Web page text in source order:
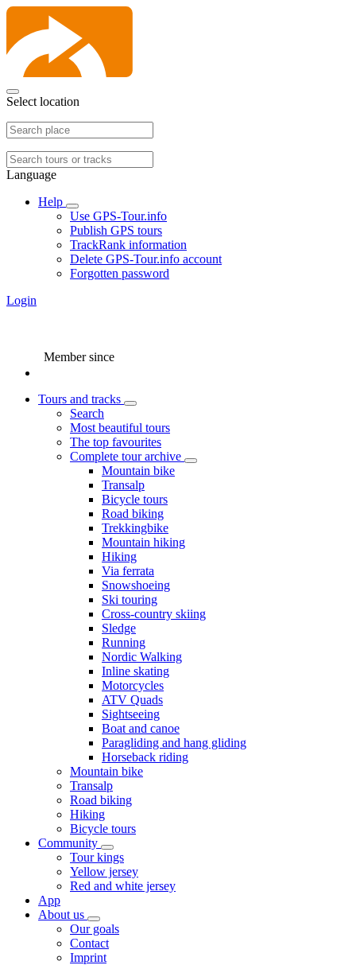
Select location
Language
Help
Use GPS-Tour.info
Publish GPS tours
TrackRank information
Delete GPS-Tour.info account
Forgotten password
Login
Member since
Tours and tracks
Search
Most beautiful tours
The top favourites
Complete tour archive
Mountain bike
Transalp
Bicycle tours
Road biking
Trekkingbike
Mountain hiking
Hiking
Via ferrata
Snowshoeing
Ski touring
Cross-country skiing
Sledge
Running
Nordic Walking
Inline skating
Motorcycles
ATV Quads
Sightseeing
Boat and canoe
Paragliding and hang gliding
Horseback riding
Mountain bike
Transalp
Road biking
Hiking
Bicycle tours
Community
Tour kings
Yellow jersey
Red and white jersey
App
About us
Our goals
Contact
Imprint